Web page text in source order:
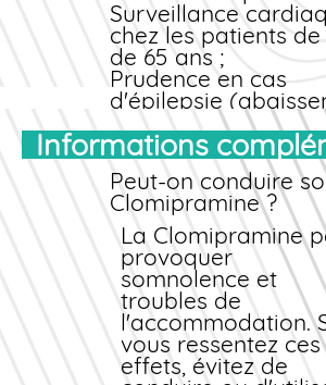
Surveillance
chez les patients de
de 65 ans ;
Prudence en cas
d'épilepsie
du seuil
Risque suicidaire
en début de
(surveillance
rapprochée) ;
Grossesse et
: utilisation
sauf nécessité
Conduite
risque de
adapter selon
Suivi médical
Informations
Peut-on conduire
Clomipramine ?
La Clomipramine
provoquer
somnolence et
troubles de
l'accommodation.
vous ressentez ces
effets, évitez de